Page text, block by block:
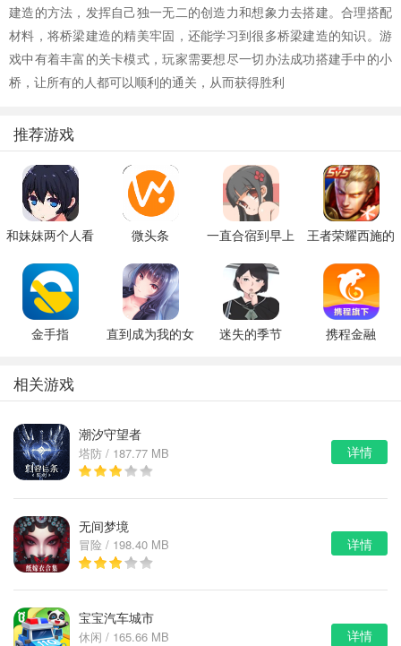
建造的方法，发挥自己独一无二的创造力和想象力去搭建。合理搭配
材料，将桥梁建造的精美牢固，还能学习到很多桥梁建造的知识。游
戏中有着丰富的关卡模式，玩家需要想尽一切办法成功搭建手中的小
桥，让所有的人都可以顺利的通关，从而获得胜利
推荐游戏
和妹妹两个人看
微头条 一直合宿到早上
王者荣耀西施的
金手指
直到成为我的女
迷失的季节
携程金融
相关游戏
潮汐守望者
塔防 / 187.77 MB 详情
无间梦境
冒险 / 198.40 MB 详情
宝宝汽车城市
休闲 / 165.66 MB 详情